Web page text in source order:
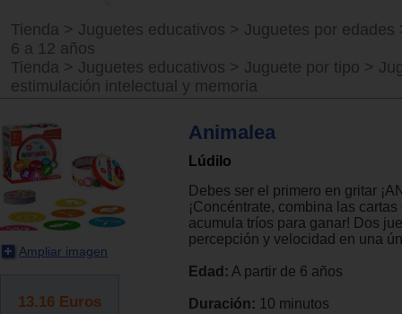
Tienda > Juguetes educativos > Juguetes por edades
6 a 12 años
Tienda > Juguetes educativos > Juguete por tipo >
estimulación intelectual y memoria
Ampliar imagen
13.16 Euros
Animalea
Lúdilo
Debes ser el primero en gritar
¡Concéntrate, combina las
acumula tríos para ganar! Dos
percepción y velocidad en una
Edad: A partir de 6 años
Duración: 10 minutos